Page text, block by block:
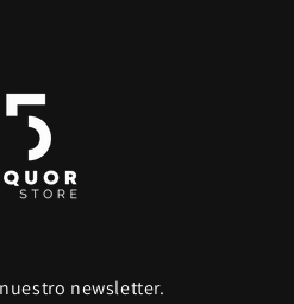
newsletter.